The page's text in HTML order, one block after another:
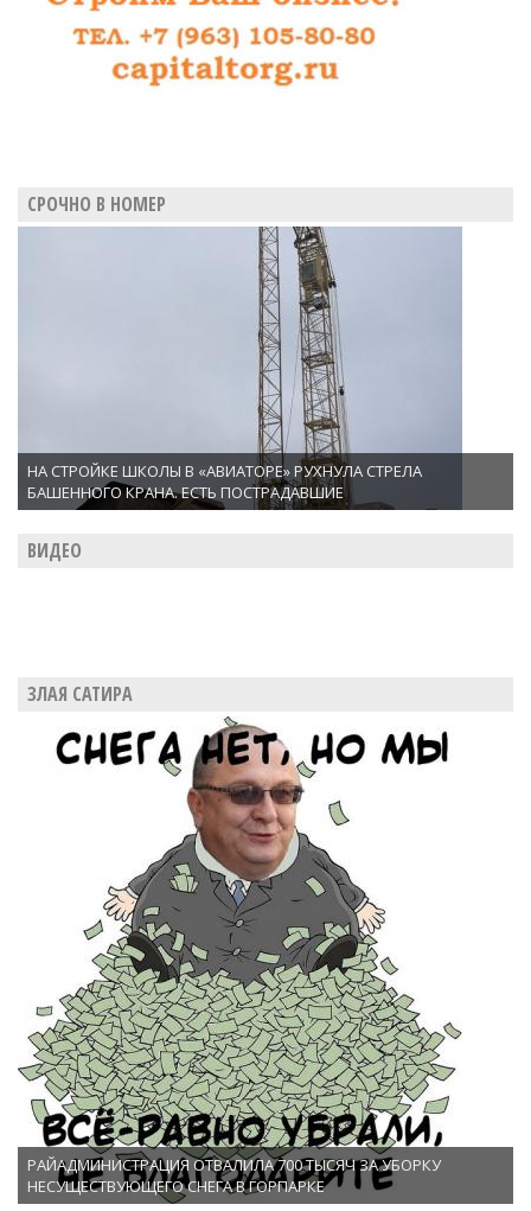
СРОЧНО В НОМЕР
НА СТРОЙКЕ ШКОЛЫ В «АВИАТОРЕ» РУХНУЛА СТРЕЛА
БАШЕННОГО КРАНА. ЕСТЬ ПОСТРАДАВШИЕ
ВИДЕО
ЗЛАЯ САТИРА
РАЙАДМИНИСТРАЦИЯ ОТВАЛИЛА 700 ТЫСЯЧ ЗА УБОРКУ
НЕСУЩЕСТВУЮЩЕГО СНЕГА В ГОРПАРКЕ